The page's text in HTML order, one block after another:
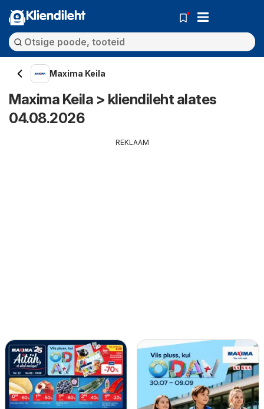
Kliendileht
Maxima Keila
Maxima Keila > kliendileht alates
04.08.2026
REKLAAM